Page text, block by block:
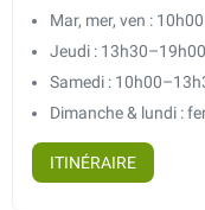
Mar, mer, ven :
Jeudi : 13h30–19h00
Samedi :
Dimanche & lundi :
ITINÉRAIRE